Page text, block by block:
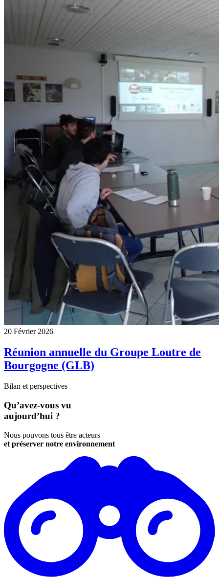
20 Février 2026
Réunion annuelle du Groupe Loutre de
Bourgogne (GLB)
Bilan et perspectives
Qu’avez-vous vu
aujourd’hui ?
Nous pouvons tous être acteurs
et préserver notre environnement